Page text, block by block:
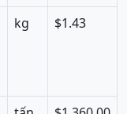
kg $1.43